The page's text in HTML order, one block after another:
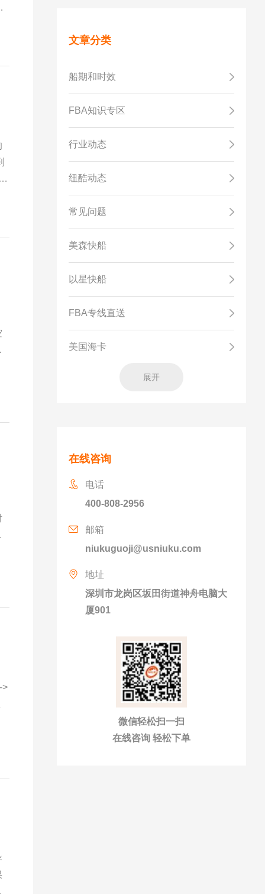
文章分类
船期和时效
FBA知识专区
行业动态
纽酷动态
常见问题
美森快船
以星快船
FBA专线直送
美国海卡
展开
在线咨询
电话
400-808-2956
邮箱
niukuguoji@usniuku.com
地址
深圳市龙岗区坂田街道神舟电脑大
厦901
微信轻松扫一扫
在线咨询 轻松下单